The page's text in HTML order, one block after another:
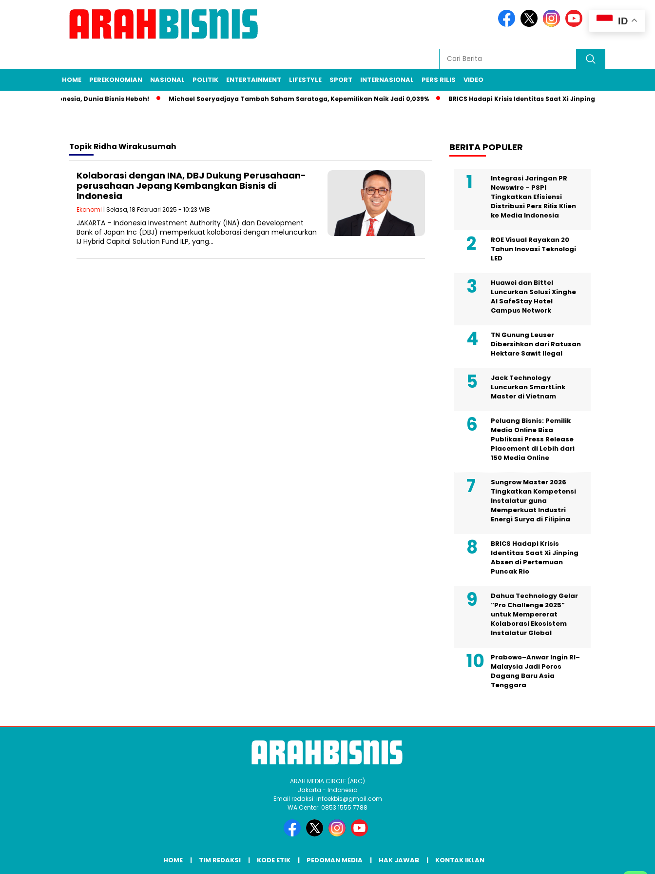
HOME PEREKONOMIAN NASIONAL POLITIK ENTERTAINMENT LIFESTYLE SPORT INTERNASIONAL PERS RILIS VIDEO
Alih KFC Indonesia, Dunia Bisnis Heboh! Michael Soeryadjaya Tambah Saham Saratoga, Kepemilikan Naik Jadi 0,039% BRICS Hadapi Krisis Identitas Saat Xi Jinping Absen di
TopikRidha Wirakusumah
Kolaborasi dengan INA, DBJ Dukung Perusahaan-
perusahaan Jepang Kembangkan Bisnis di
Indonesia
Ekonomi | Selasa, 18 Februari 2025 - 10:23 WIB
JAKARTA – Indonesia Investment Authority (INA) dan Development
Bank of Japan Inc (DBJ) memperkuat kolaborasi dengan meluncurkan
IJ Hybrid Capital Solution Fund ILP, yang…
BERITA POPULER
Integrasi Jaringan PR
Newswire – PSPI
Tingkatkan Efisiensi
Distribusi Pers Rilis Klien
ke Media Indonesia
ROE Visual Rayakan 20
Tahun Inovasi Teknologi
LED
Huawei dan Bittel
Luncurkan Solusi Xinghe
Al SafeStay Hotel
Campus Network
TN Gunung Leuser
Dibersihkan dari Ratusan
Hektare Sawit Ilegal
Jack Technology
Luncurkan SmartLink
Master di Vietnam
Peluang Bisnis: Pemilik
Media Online Bisa
Publikasi Press Release
Placement di Lebih dari
150 Media Online
Sungrow Master 2026
Tingkatkan Kompetensi
Instalatur guna
Memperkuat Industri
Energi Surya di Filipina
BRICS Hadapi Krisis
Identitas Saat Xi Jinping
Absen di Pertemuan
Puncak Rio
Dahua Technology Gelar
“Pro Challenge 2025”
untuk Mempererat
Kolaborasi Ekosistem
Instalatur Global
Prabowo–Anwar Ingin RI–
Malaysia Jadi Poros
Dagang Baru Asia
Tenggara
ID
ARAH MEDIA CIRCLE (ARC)
Jakarta - Indonesia
Email redaksi: infoekbis@gmail.com
WA Center: 0853 1555 7788
HOME TIM REDAKSI KODE ETIK PEDOMAN MEDIA HAK JAWAB KONTAK IKLAN